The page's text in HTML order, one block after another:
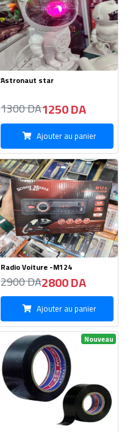
َAstronaut star
1300 DA1250 DA
Ajouter au panier
Radio Voiture -M124
2900 DA2800 DA
Ajouter au panier
Nouveau